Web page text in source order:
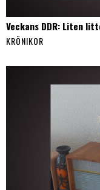
Veckans DDR: Liten
KRÖNIKOR